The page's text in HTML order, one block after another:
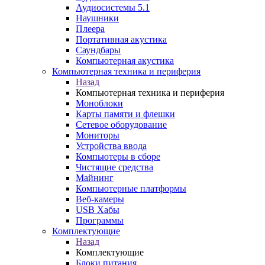
Аудиосистемы 5.1
Наушники
Плеера
Портативная акустика
Саундбары
Компьютерная акустика
Компьютерная техника и периферия
Назад
Компьютерная техника и периферия
Моноблоки
Карты памяти и флешки
Сетевое оборудование
Мониторы
Устройства ввода
Компьютеры в сборе
Чистящие средства
Майнинг
Компьютерные платформы
Веб-камеры
USB Хабы
Программы
Комплектующие
Назад
Комплектующие
Блоки питания